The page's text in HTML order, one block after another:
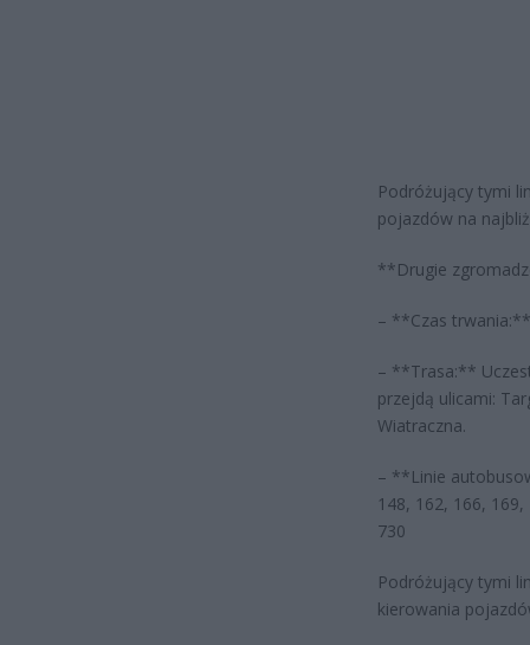
Podróżujący tymi
pojazdów na
**Drugie
– **Czas
– **Trasa:**
przejdą ulicami:
Wiatraczna.
– **Linie
148, 162, 166,
730
Podróżujący tymi
kierowania